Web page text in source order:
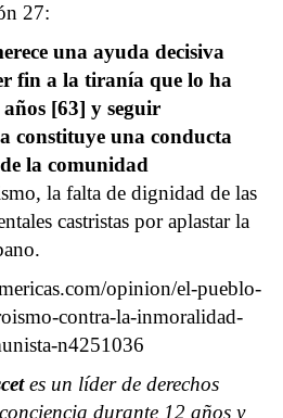
27:
una ayuda decisiva
fin a la tiranía que lo ha
[63] y seguir
constituye una conducta
la comunidad
la falta de dignidad de las
castristas por aplastar la
opinion/el-pueblo-
contra-la-inmoralidad-
n4251036
es un líder de derechos
durante 12 años y